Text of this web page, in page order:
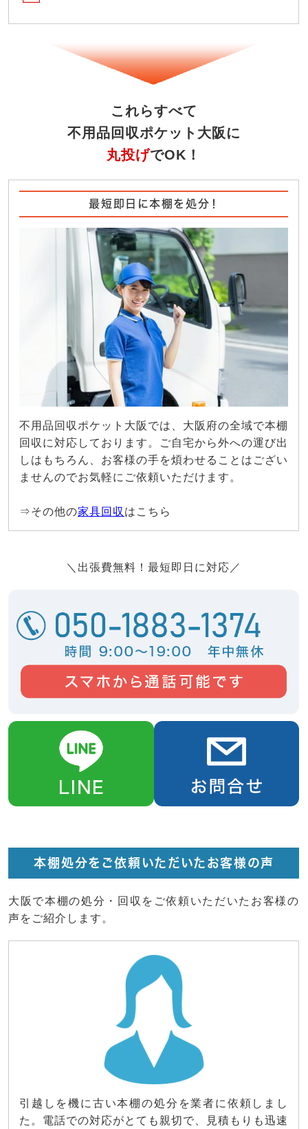
これらすべて
不用品回収ポケット大阪に
丸投げでOK！
最短即日に本棚を処分！
不用品回収ポケット大阪では、大阪府の全域で本棚
回収に対応しております。ご自宅から外への運び出
しはもちろん、お客様の手を煩わせることはござい
ませんのでお気軽にご依頼いただけます。
⇒その他の家具回収 はこちら
＼出張費無料！最短即日に対応／
本棚処分をご依頼いただいたお客様の声
大阪で本棚の処分・回収をご依頼いただいたお客様の
声をご紹介します。
引越しを機に古い本棚の処分を業者に依頼しまし
た。電話での対応がとても親切で、見積もりも迅速